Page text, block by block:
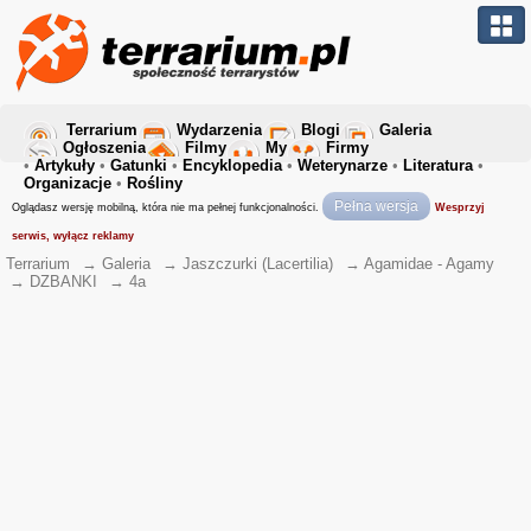
Terrarium Wydarzenia Blogi
Galeria
Ogłoszenia
Filmy My
Firmy
• Artykuły • Gatunki • Encyklopedia• Weterynarze • Literatura•
Organizacje • Rośliny
Oglądasz wersję mobilną, która nie ma pełnej funkcjonalności. Pełna wersja Wesprzyj
serwis, wyłącz reklamy
Terrarium → Galeria → Jaszczurki (Lacertilia) → Agamidae - Agamy
→ DZBANKI → 4a